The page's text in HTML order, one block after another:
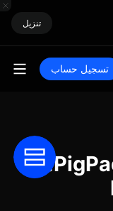
تنزيل
تسجيل حساب
حاسبة تبديل PigPad AI EUR: